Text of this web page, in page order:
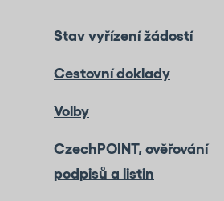
Stav vyřízení žádostí
Cestovní doklady
Volby
CzechPOINT, ověřování
podpisů a listin